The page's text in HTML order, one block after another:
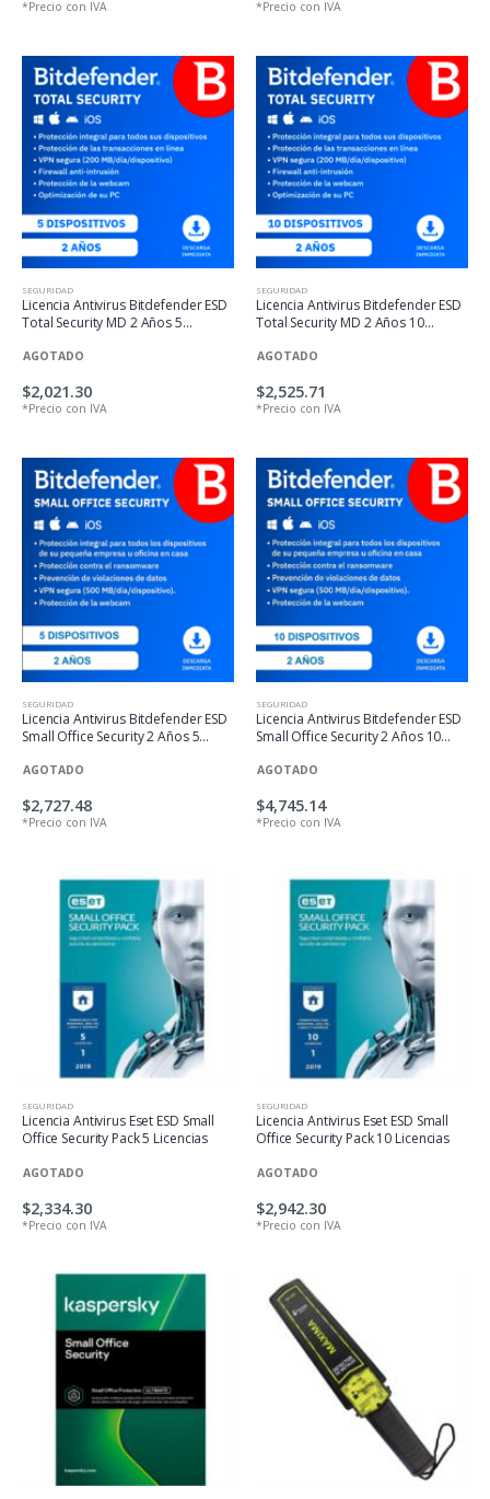
*Precio con IVA *Precio con IVA
SEGURIDAD
Licencia Antivirus Bitdefender ESD
Total Security MD 2 Años 5
AGOTADO
$2,021.30
*Precio con IVA
SEGURIDAD
Licencia Antivirus Bitdefender ESD
Total Security MD 2 Años 10
AGOTADO
$2,525.71
*Precio con IVA
SEGURIDAD
Licencia Antivirus Bitdefender ESD
Small Office Security 2 Años 5
AGOTADO
$2,727.48
*Precio con IVA
SEGURIDAD
Licencia Antivirus Bitdefender ESD
Small Office Security 2 Años 10
AGOTADO
$4,745.14
*Precio con IVA
SEGURIDAD
Licencia Antivirus Eset ESD Small
Office Security Pack 5 Licencias
AGOTADO
$2,334.30
*Precio con IVA
SEGURIDAD
Licencia Antivirus Eset ESD Small
Office Security Pack 10 Licencias
AGOTADO
$2,942.30
*Precio con IVA